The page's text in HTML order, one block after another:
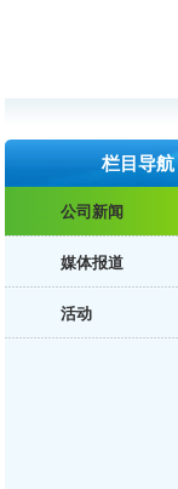
栏目导航
公司新闻
媒体报道
活动